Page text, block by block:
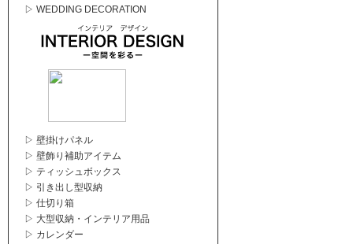
▷ WEDDING DECORATION
▷ 壁掛けパネル
▷ 壁飾り補助アイテム
▷ ティッシュボックス
▷ 引き出し型収納
▷ 仕切り箱
▷ 大型収納・インテリア用品
▷ カレンダー